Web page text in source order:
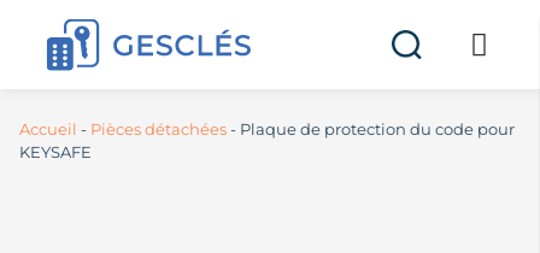
Accueil - Pièces détachées- Plaque de protection du code pour
KEYSAFE